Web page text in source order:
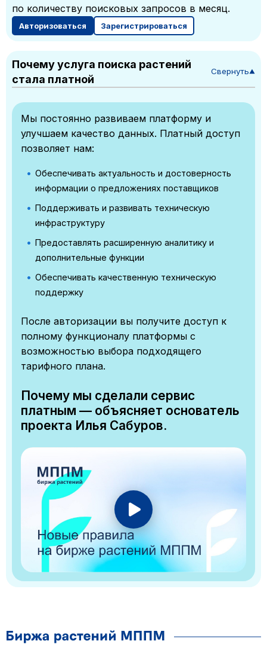
по количеству поисковых запросов в месяц.
Авторизоваться Зарегистрироваться
Почему услуга поиска растений
стала платной
Свернуть▼
Мы постоянно развиваем платформу и
улучшаем качество данных. Платный доступ
позволяет нам:
Обеспечивать актуальность и достоверность
информации о предложениях поставщиков
Поддерживать и развивать техническую
инфраструктуру
Предоставлять расширенную аналитику и
дополнительные функции
Обеспечивать качественную техническую
поддержку
После авторизации вы получите доступ к
полному функционалу платформы с
возможностью выбора подходящего
тарифного плана.
Почему мы сделали сервис
платным — объясняет основатель
проекта Илья Сабуров.